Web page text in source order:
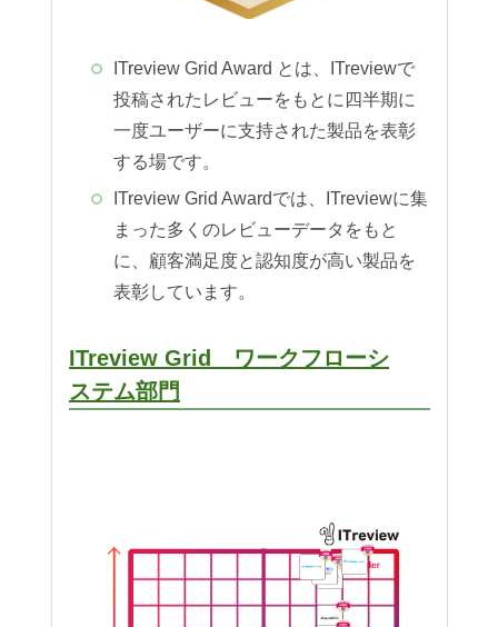
ITreview Grid Award とは、ITreviewで
投稿されたレビューをもとに四半期に
一度ユーザーに支持された製品を表彰
する場です。
ITreview Grid Awardでは、ITreviewに集
まった多くのレビューデータをもと
に、顧客満足度と認知度が高い製品を
表彰しています。
ITreview Grid ワークフローシ
ステム部門​